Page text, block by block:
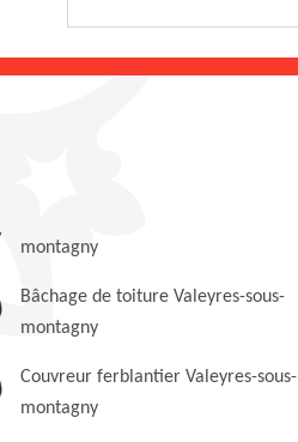
montagny
Bâchage de toiture Valeyres-sous-
montagny
Couvreur ferblantier Valeyres-sous-
montagny